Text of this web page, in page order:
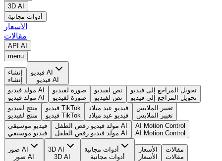
3D AI
أدوات مجانية
الأسعار
مقالات
API AI
menu
إنشاء
إنشاء
فيديو AI
فيديو AI
مولد فيديو AI
مولد فيديو AI
صورة لفيديو
صورة لفيديو
نص لفيديو
نص لفيديو
تحويل المراجع إلى فيديو
تحويل المراجع إلى فيديو
منتج لفيديو
منتج لفيديو
فيديو TikTok
فيديو TikTok
فيديو عيد ميلاد
فيديو عيد ميلاد
تغيير الملابس
تغيير الملابس
فيديو موسيقي
فيديو موسيقي
مولد فيديو رقص الطفل AI
مولد فيديو رقص الطفل AI
AI Motion Control
AI Motion Control
صور AI
صور AI
3D AI
3D AI
أدوات مجانية
أدوات مجانية
الأسعار
الأسعار
مقالات
مقالات